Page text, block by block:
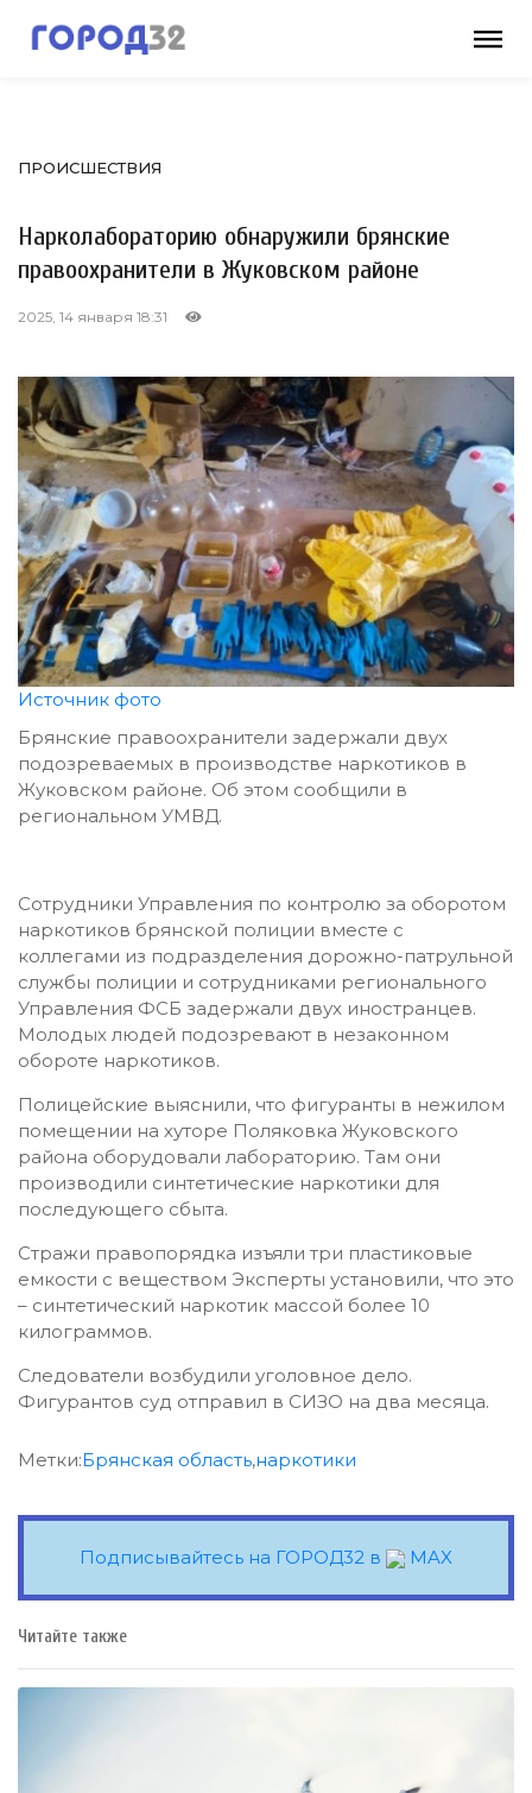
ПРОИСШЕСТВИЯ
Нарколабораторию обнаружили брянские
правоохранители в Жуковском районе
2025, 14 января 18:31
Источник фото
Брянские правоохранители задержали двух
подозреваемых в производстве наркотиков в
Жуковском районе. Об этом сообщили в
региональном УМВД.
Сотрудники Управления по контролю за оборотом
наркотиков брянской полиции вместе с
коллегами из подразделения дорожно-патрульной
службы полиции и сотрудниками регионального
Управления ФСБ задержали двух иностранцев.
Молодых людей подозревают в незаконном
обороте наркотиков.
Полицейские выяснили, что фигуранты в нежилом
помещении на хуторе Поляковка Жуковского
района оборудовали лабораторию. Там они
производили синтетические наркотики для
последующего сбыта.
Стражи правопорядка изъяли три пластиковые
емкости с веществом Эксперты установили, что это
– синтетический наркотик массой более 10
килограммов.
Следователи возбудили уголовное дело.
Фигурантов суд отправил в СИЗО на два месяца.
Метки:Брянская область,наркотики
Подписывайтесь на ГОРОД32 в MAX
Читайте также